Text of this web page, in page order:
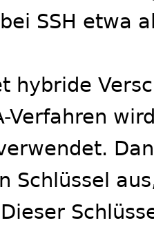
SSH etwa
hybride
Verfahren
Schlüssel